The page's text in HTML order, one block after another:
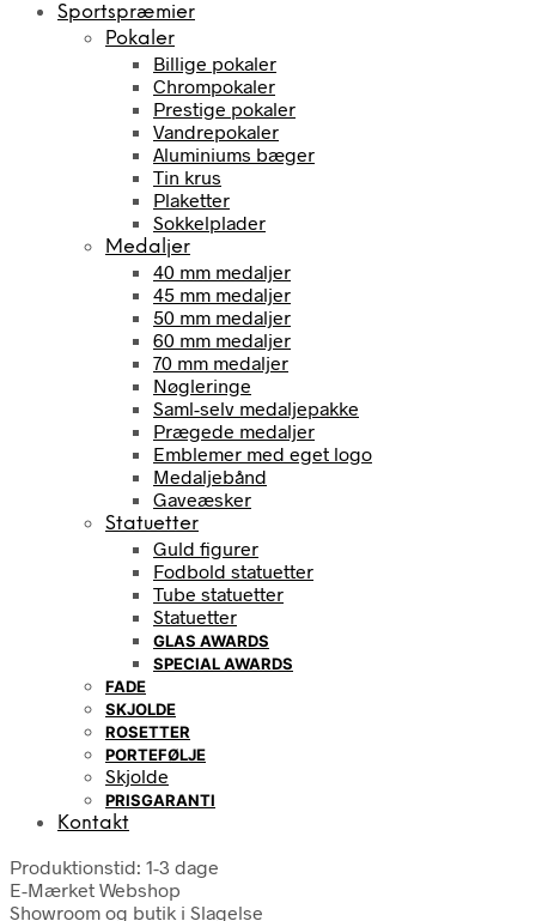
Sportspræmier
Pokaler
Billige pokaler
Chrompokaler
Prestige pokaler
Vandrepokaler
Aluminiums bæger
Tin krus
Plaketter
Sokkelplader
Medaljer
40 mm medaljer
45 mm medaljer
50 mm medaljer
60 mm medaljer
70 mm medaljer
Nøgleringe
Saml-selv medaljepakke
Prægede medaljer
Emblemer med eget logo
Medaljebånd
Gaveæsker
Statuetter
Guld figurer
Fodbold statuetter
Tube statuetter
Statuetter
GLAS AWARDS
SPECIAL AWARDS
FADE
SKJOLDE
ROSETTER
PORTEFØLJE
Skjolde
PRISGARANTI
Kontakt
Produktionstid: 1-3 dage
E-Mærket Webshop
Showroom og butik i Slagelse